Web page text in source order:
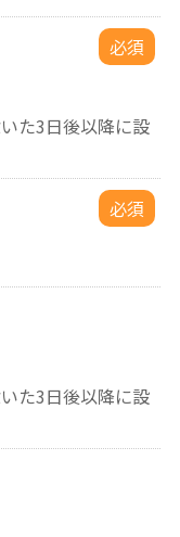
必須
た3日後以降に設
必須
た3日後以降に設